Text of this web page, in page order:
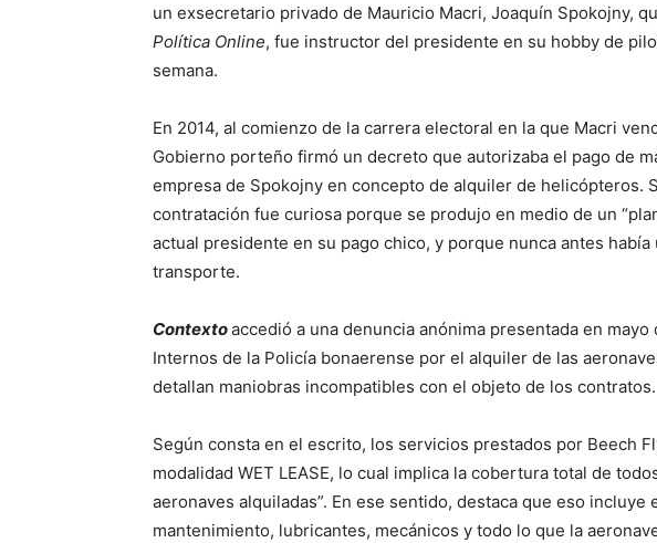
un exsecretario privado de Mauricio Macri, Joaquín Spokojny,
Política Online, fue instructor del presidente en su hobby de
semana.
En 2014, al comienzo de la carrera electoral en la que Macri
Gobierno porteño firmó un decreto que autorizaba el pago de
empresa de Spokojny en concepto de alquiler de helicópteros.
contratación fue curiosa porque se produjo en medio de un
actual presidente en su pago chico, y porque nunca antes
transporte.
Contextoaccedió a una denuncia anónima presentada en
Internos de la Policía bonaerense por el alquiler de las
detallan maniobras incompatibles con el objeto de los contratos.
Según consta en el escrito, los servicios prestados por Beech
modalidad WET LEASE, lo cual implica la cobertura total de
aeronaves alquiladas”. En ese sentido, destaca que eso
mantenimiento, lubricantes, mecánicos y todo lo que la